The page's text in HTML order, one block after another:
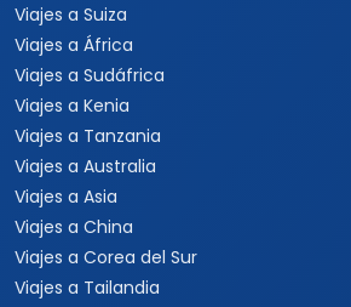
Viajes a Suiza
Viajes a África
Viajes a Sudáfrica
Viajes a Kenia
Viajes a Tanzania
Viajes a Australia
Viajes a Asia
Viajes a China
Viajes a Corea del Sur
Viajes a Tailandia